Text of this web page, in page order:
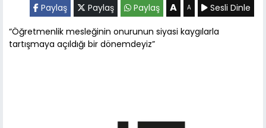
Paylaş Paylaş Paylaş A A
Sesli Dinle
“Öğretmenlik mesleğinin onurunun siyasi kaygılarla
tartışmaya açıldığı bir dönemdeyiz”